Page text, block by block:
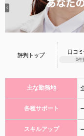
評判トップ
口コ
0件
主な勤務地
各種サポート
スキルアップ